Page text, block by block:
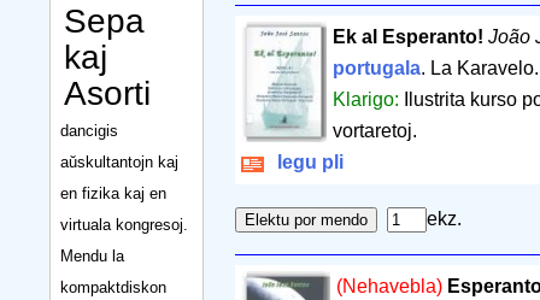
Sepa
kaj
Asorti
dancigis
aŭskultantojn kaj
en fizika kaj en
virtuala kongresoj.
Mendu la
kompaktdiskon
Ek al Esperanto! João
portugala. La
Klarigo:
Ilustrita kurso
vortaretoj.
legu pli
ekz.
(Nehavebla)